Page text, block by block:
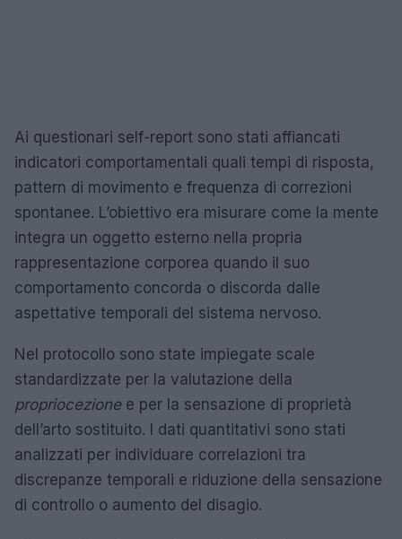
Ai questionari self-report sono stati affiancati
indicatori comportamentali quali tempi di risposta,
pattern di movimento e frequenza di correzioni
spontanee. L’obiettivo era misurare come la mente
integra un oggetto esterno nella propria
rappresentazione corporea quando il suo
comportamento concorda o discorda dalle
aspettative temporali del sistema nervoso.
Nel protocollo sono state impiegate scale
standardizzate per la valutazione della
propriocezionee per la sensazione di proprietà
dell’arto sostituito. I dati quantitativi sono stati
analizzati per individuare correlazioni tra
discrepanze temporali e riduzione della sensazione
di controllo o aumento del disagio.